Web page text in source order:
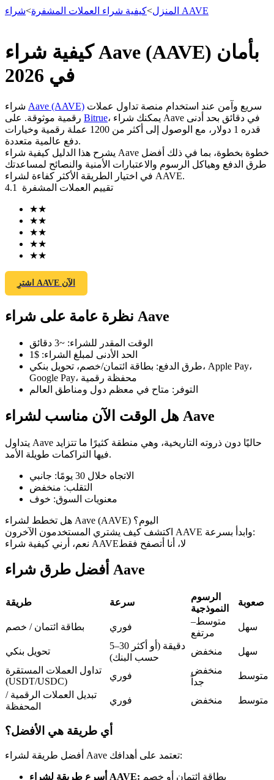
العقود الآجلة
العقود الآجلة USDT
العقود الآجلة لـ COIN-M
العقود الآجلة للعملات المشفرة
مشتقات الأسهم والعملات الأجنبية والمعادن الثمينة والسلع
العقود الآجلة USDC
نسخ التداول
المنزل>كيفية شراء العملات المشفرة> شراء AAVE
كيفية شراء Aave (AAVE) بأمان
في 2026
Aave (AAVE)
Bitrue، يمكنك شراء Aave في دقائق بحد أدنى
قدره 1 دولار، مع الوصول إلى أكثر من 1200 عملة رقمية وخيارات
دفع عالمية متعددة.
يشرح هذا الدليل كيفية شراء Aave خطوة بخطوة، بما في ذلك أفضل
طرق الدفع وهياكل الرسوم والاعتبارات الأمنية والنصائح لمساعدتك
في اختيار الطريقة الأكثر كفاءة لشراء AAVE.
تقييم العملات المشفرة
4.1
★★
★★
★★
★★
★★
اشترِ AAVE الآن
نظرة عامة على شراء Aave
الوقت المقدر للشراء: ~3 دقائق
الحد الأدنى لمبلغ الشراء:
$1
طرق الدفع: بطاقة ائتمان/خصم، تحويل بنكي، Apple Pay،
Google Pay، محفظة رقمية
التوفر : متاح في معظم دول ومناطق العالم
هل الوقت الآن مناسب لشراء Aave
يتداول Aave حاليًا دون ذروته التاريخية، وهي منطقة كثيرًا ما تتزايد
فيها التراكمات طويلة الأمد.
الاتجاه خلال 30 يومًا : جانبي
التقلب: منخفض
معنويات السوق: خوف
هل تخطط لشراء Aave (AAVE) اليوم؟
اكتشف كيف يشتري المستخدمون الآخرون AAVE وابدأ بسرعة:
نعم، أرني كيفية شراء AAVEلا، أنا أتصفح فقط
أفضل طرق شراء Aave
طريقة سرعة
الرسوم
النموذجية
صعوبة
بطاقة ائتمان / خصم فوري
متوسط–
مرتفع
سهل
تحويل بنكي
5–30 دقيقة (أو أكثر
حسب البنك)
منخفض
سهل
تداول العملات المستقرة
(USDT/USDC)
فوري
منخفض
جداً
متوسط
تبديل العملات الرقمية /
المحفظة
فوري منخفض متوسط
أي طريقة هي الأفضل؟
أفضل طريقة لشراء Aave تعتمد على أهدافك:
أسرع طريقة لشراء AAVE: بطاقة ائتمان أو خصم